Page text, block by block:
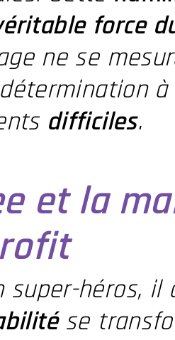
force
ne se
difficiles.
et la
héros, il
se